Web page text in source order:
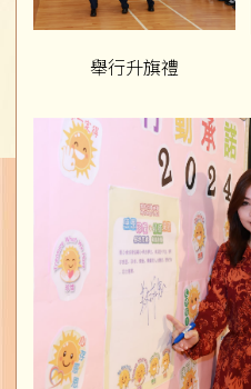
舉行升旗禮